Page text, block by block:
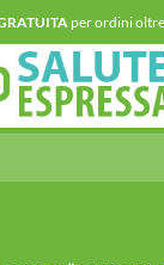
per ordini